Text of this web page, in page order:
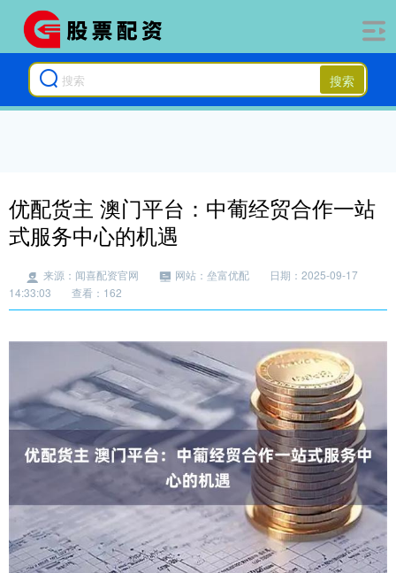
搜索
优配货主 澳门平台：中葡经贸合作一站
式服务中心的机遇
来源：闻喜配资官网 网站：垒富优配
日期：2025-09-17
14:33:03
查看：162